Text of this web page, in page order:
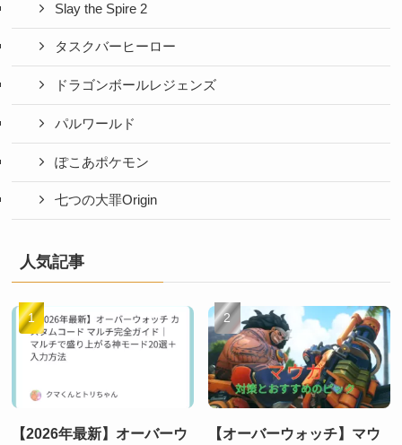
Slay the Spire 2
タスクバーヒーロー
ドラゴンボールレジェンズ
パルワールド
ぽこあポケモン
七つの大罪Origin
人気記事
【2026年最新】オーバーウ 【オーバーウォッチ】マウ